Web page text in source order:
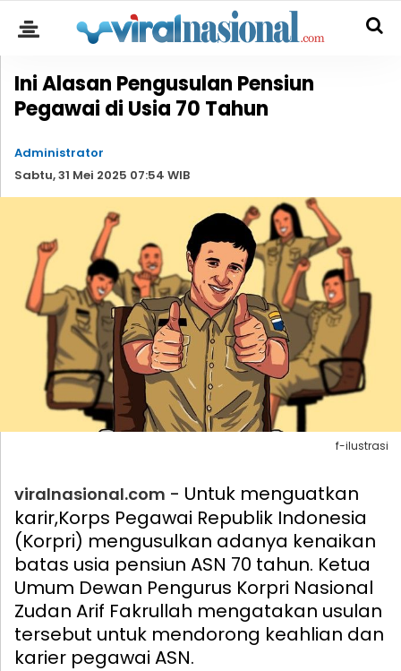
Ini Alasan Pengusulan Pensiun
Pegawai di Usia 70 Tahun
Administrator
Sabtu, 31 Mei 2025 07:54 WIB
f-ilustrasi
viralnasional.com - Untuk menguatkan
karir,Korps Pegawai Republik Indonesia
(Korpri) mengusulkan adanya kenaikan
batas usia pensiun ASN 70 tahun. Ketua
Umum Dewan Pengurus Korpri Nasional
Zudan Arif Fakrullah mengatakan usulan
tersebut untuk mendorong keahlian dan
karier pegawai ASN.